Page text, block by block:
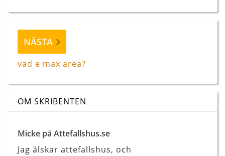
Nästa
inlägg
NÄSTA
vad e max area?
OM SKRIBENTEN
Micke på Attefallshus.se
Jag älskar attefallshus, och